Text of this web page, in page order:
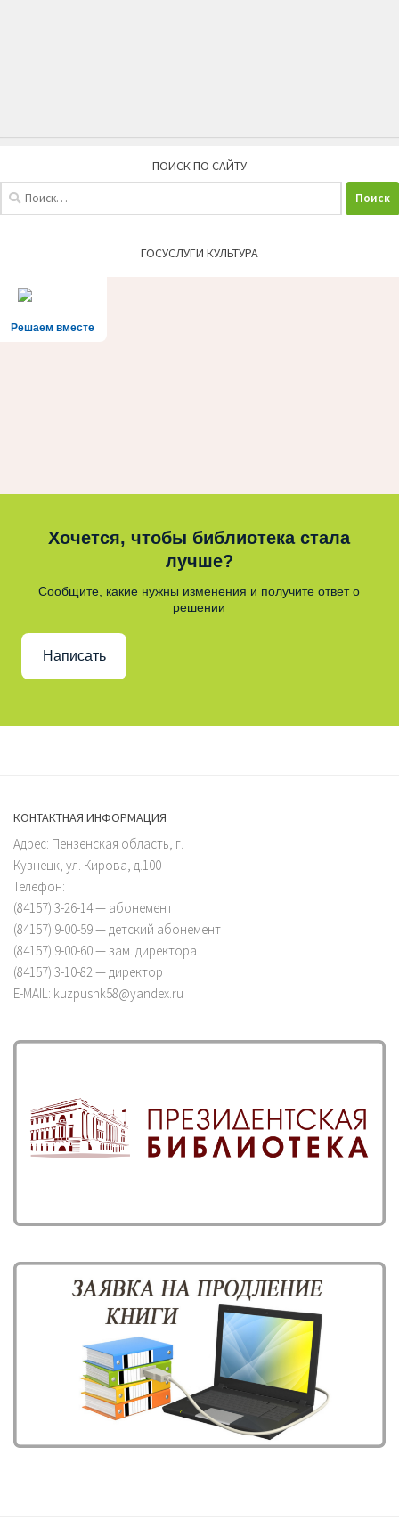
ПОИСК ПО САЙТУ
ГОСУСЛУГИ КУЛЬТУРА
Решаем вместе
Хочется, чтобы библиотека стала
лучше?
Сообщите, какие нужны изменения и получите ответ о
решении
Написать
КОНТАКТНАЯ ИНФОРМАЦИЯ
Адрес: Пензенская область, г.
Кузнецк, ул. Кирова, д.100
Телефон:
(84157) 3-26-14 — абонемент
(84157) 9-00-59 — детский абонемент
(84157) 9-00-60 — зам. директора
(84157) 3-10-82 — директор
E-MAIL: kuzpushk58@yandex.ru